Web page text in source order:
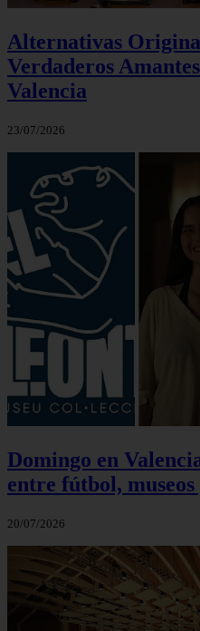
Alternativas
Verdaderos
Valencia
23/07/2026
Domingo en
entre fútbol, museos
20/07/2026